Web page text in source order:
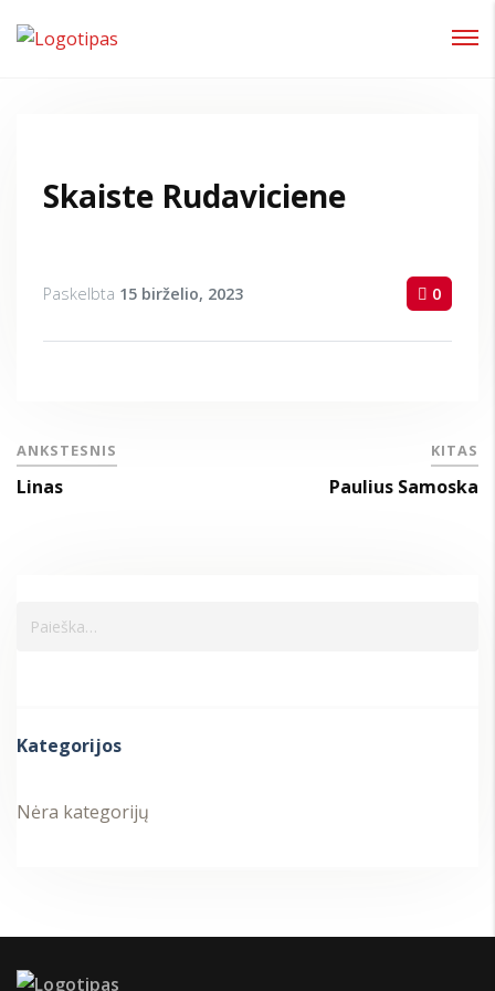
Skaiste Rudaviciene
Paskelbta 15 birželio, 2023 0
ANKSTESNIS
Linas
KITAS
Paulius Samoska
Kategorijos
Nėra kategorijų